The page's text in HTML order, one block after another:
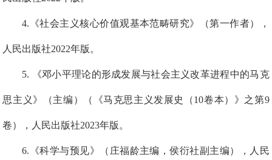
4.《社会主义核心价值观基本范畴研究》（第一作者），
人民出版社2022年版。
5. 《邓小平理论的形成发展与社会主义改革进程中的马克
思主义》（主编）（《马克思主义发展史（10卷本）》之第9
卷），人民出版社2023年版。
6.《科学与预见》（庄福龄主编，侯衍社副主编），人民